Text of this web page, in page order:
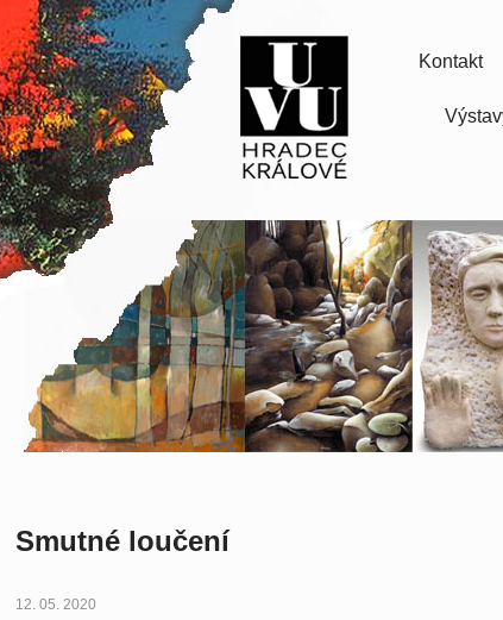
Kontakt
Smutné loučení
12. 05. 2020